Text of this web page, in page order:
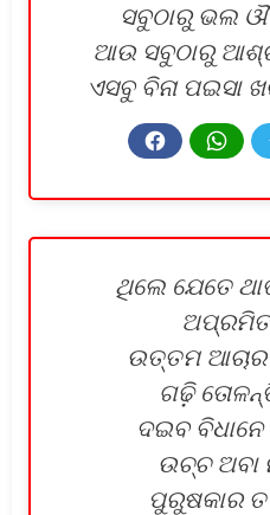
ସବୁଠାରୁ ଭଲ
ଆଉ ସବୁଠାରୁ
ଏସବୁ ବିନା ପଇସା
ଥିଲେ ଯେତେ
ଉତ୍ତମ ଆଚାର
ଗଢ଼ି
ଦଇବ
ଉଚ୍ଚ ଅବା
ପୁରୁଷକାର